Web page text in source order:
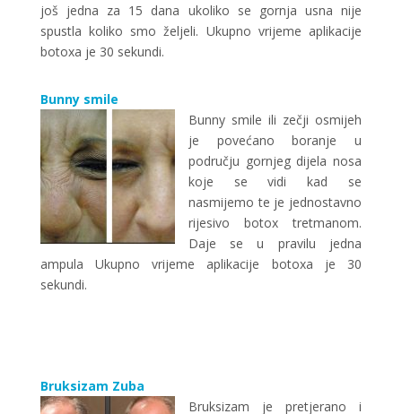
još jedna za 15 dana ukoliko se gornja usna nije
spustla koliko smo željeli. Ukupno vrijeme aplikacije
botoxa je 30 sekundi.
Bunny smile
Bunny smile ili zečji osmijeh
je povećano boranje u
području gornjeg dijela nosa
koje se vidi kad se
nasmijemo te je jednostavno
rijesivo botox tretmanom.
Daje se u pravilu jedna
ampula Ukupno vrijeme aplikacije botoxa je 30
sekundi.
Bruksizam Zuba
Bruksizam je pretjerano i